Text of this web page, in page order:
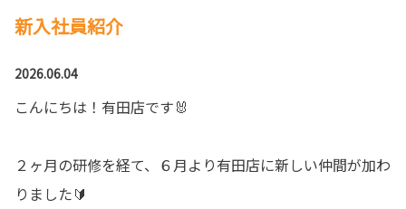
新入社員紹介
2026.06.04
こんにちは！有田店です🐰
２ヶ月の研修を経て、６月より有田店に新しい仲間が加わ
りました🔰